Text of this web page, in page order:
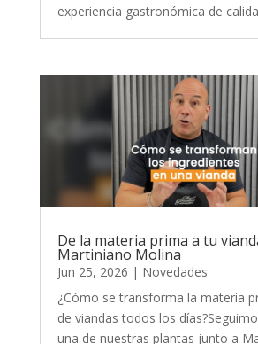
experiencia gastronómica de
De la materia prima a tu
Martiniano Molina
Jun 25, 2026 | Novedades
¿Cómo se transforma la materia
de viandas todos los
una de nuestras plantas junto a